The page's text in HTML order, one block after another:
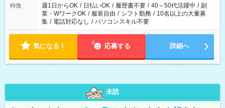
特徴 週1日からOK / 日払いOK / 履歴書不要 / 40～50代活躍中 / 副
業・WワークOK / 服装自由 / シフト勤務 / 10名以上の大量募
集 / 電話対応なし / パソコンスキル不要
気になる！ 応募する 詳細へ
未読